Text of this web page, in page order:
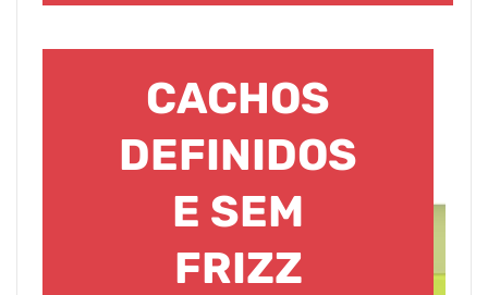
CACHOS
DEFINIDOS
E SEM
FRIZZ